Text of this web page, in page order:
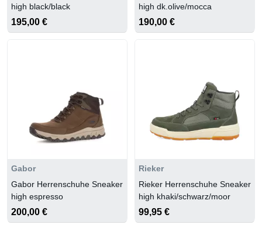
high black/black
195,00 €
high dk.olive/mocca
190,00 €
Gabor
Gabor Herrenschuhe Sneaker
high espresso
200,00 €
Rieker
Rieker Herrenschuhe Sneaker
high khaki/schwarz/moor
99,95 €